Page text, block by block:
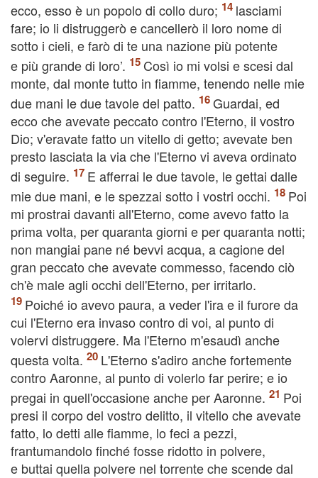
ecco, esso è un popolo di collo duro;
lasciami
fare; io li distruggerò e cancellerò il loro nome di
sotto i cieli, e farò di te una nazione più potente
e più grande di loro’.
Così io mi volsi e scesi dal
monte, dal monte tutto in fiamme, tenendo nelle mie
due mani le due tavole del patto.
Guardai, ed
ecco che avevate peccato contro l'Eterno, il vostro
Dio; v'eravate fatto un vitello di getto; avevate ben
presto lasciata la via che l'Eterno vi aveva ordinato
di seguire.
E afferrai le due tavole, le gettai dalle
mie due mani, e le spezzai sotto i vostri occhi.
Poi
mi prostrai davanti all'Eterno, come avevo fatto la
prima volta, per quaranta giorni e per quaranta notti;
non mangiai pane né bevvi acqua, a cagione del
gran peccato che avevate commesso, facendo ciò
ch'è male agli occhi dell'Eterno, per irritarlo.
Poiché io avevo paura, a veder l'ira e il furore da
cui l'Eterno era invaso contro di voi, al punto di
volervi distruggere. Ma l'Eterno m'esaudì anche
questa volta.
L'Eterno s'adiro anche fortemente
contro Aaronne, al punto di volerlo far perire; e io
pregai in quell'occasione anche per Aaronne.
Poi
presi il corpo del vostro delitto, il vitello che avevate
fatto, lo detti alle fiamme, lo feci a pezzi,
frantumandolo finché fosse ridotto in polvere,
e buttai quella polvere nel torrente che scende dal